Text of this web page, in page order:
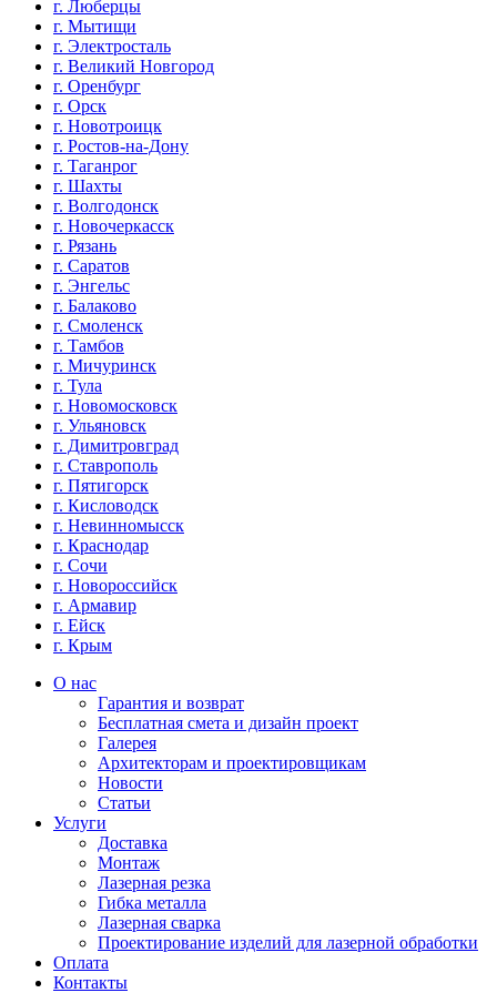
г. Люберцы
г. Мытищи
г. Электросталь
г. Великий Новгород
г. Оренбург
г. Орск
г. Новотроицк
г. Ростов-на-Дону
г. Таганрог
г. Шахты
г. Волгодонск
г. Новочеркасск
г. Рязань
г. Саратов
г. Энгельс
г. Балаково
г. Смоленск
г. Тамбов
г. Мичуринск
г. Тула
г. Новомосковск
г. Ульяновск
г. Димитровград
г. Ставрополь
г. Пятигорск
г. Кисловодск
г. Невинномысск
г. Краснодар
г. Сочи
г. Новороссийск
г. Армавир
г. Ейск
г. Крым
О нас
Гарантия и возврат
Бесплатная смета и дизайн проект
Галерея
Архитекторам и проектировщикам
Новости
Статьи
Услуги
Доставка
Монтаж
Лазерная резка
Гибка металла
Лазерная сварка
Проектирование изделий для лазерной обработки
Оплата
Контакты